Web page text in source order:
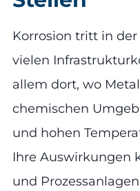
Korrosion tritt in
vielen
allem dort, wo
chemischen
und hohen
Ihre Auswirkungen
und